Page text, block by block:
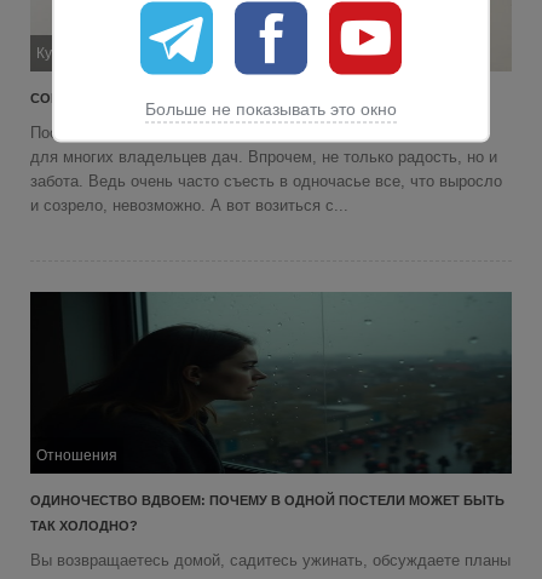
Кухня
СОВЕТЫ ПО СУШКЕ И ЗАМОРОЗКЕ
Поспевающий в саду и на грядках урожай - огромная радость
для многих владельцев дач. Впрочем, не только радость, но и
забота. Ведь очень часто съесть в одночасье все, что выросло
и созрело, невозможно. А вот возиться с...
Отношения
ОДИНОЧЕСТВО ВДВОЕМ: ПОЧЕМУ В ОДНОЙ ПОСТЕЛИ МОЖЕТ БЫТЬ
ТАК ХОЛОДНО?
Вы возвращаетесь домой, садитесь ужинать, обсуждаете планы
Больше не показывать это окно